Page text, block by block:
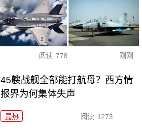
阅读 778 刚刚
45艘战舰全部能打航母？西方情
报界为何集体失声
最热 阅读 1273